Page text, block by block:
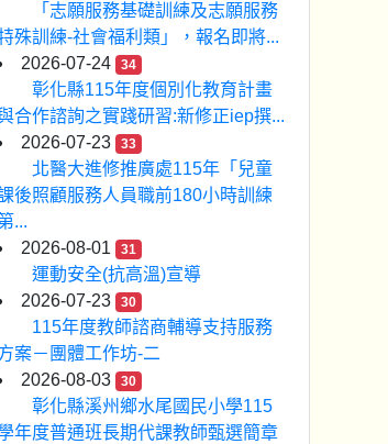
「志願服務基礎訓練及志願服務
殊訓練-社會福利類」，報名即將...
2026-07-24
34
彰化縣115年度個別化教育計畫
合作諮詢之實踐研習:新修正iep撰...
2026-07-23
33
北醫大進修推廣處115年「兒童
後照顧服務人員職前180小時訓練
...
2026-08-01
31
運動安全(抗高溫)宣導
2026-07-23
30
115年度教師諮商輔導支持服務
案－團體工作坊-二
2026-08-03
30
彰化縣溪州鄉水尾國民小學115
年度普通班長期代課教師甄選簡章